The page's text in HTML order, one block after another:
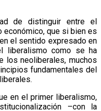
de distinguir entre el
que si bien es
el sentido expresado en
liberalismo como se ha
los neoliberales, muchos
fundamentales del
en el primer liberalismo,
–con la